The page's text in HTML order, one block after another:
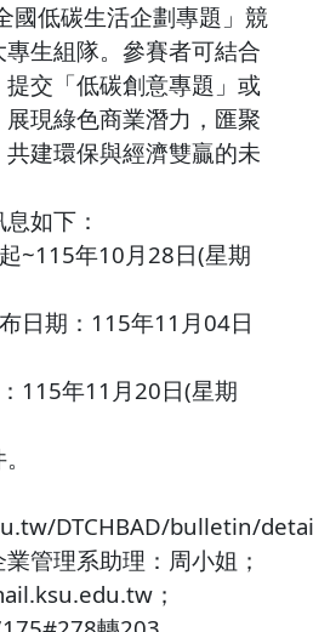
國低碳生活企劃專題」競
生組隊。參賽者可結合
交「低碳創意專題」或
展現綠色商業潛力，匯聚
建環保與經濟雙贏的未
如下：
~115年10月28日(星期
日期：115年11月04日
115年11月20日(星期
DTCHBAD/bulletin/
管理系助理：周小姐；
；